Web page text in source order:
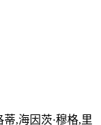
蒂,海因茨·穆格,里